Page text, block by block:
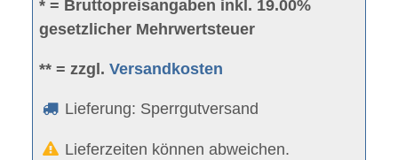
* = Bruttopreisangaben inkl. 19.00%
gesetzlicher Mehrwertsteuer
** = zzgl.Versandkosten
Lieferung: Sperrgutversand
Lieferzeiten können abweichen.